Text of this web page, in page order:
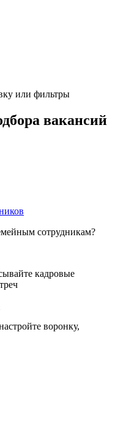
или фильтры
вакансий
сотрудникам?
кадровые
воронку,